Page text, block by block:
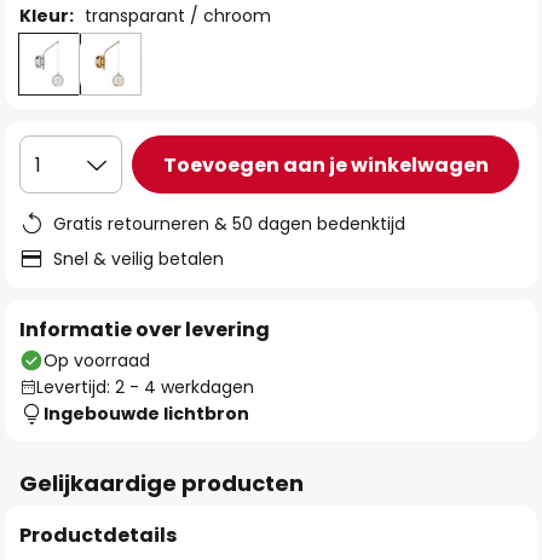
Kleur: transparant / chroom
1 Toevoegen aan je winkelwagen
Gratis retourneren & 50 dagen bedenktijd
Snel & veilig betalen
Informatie over levering
Op voorraad
Levertijd: 2 - 4 werkdagen
Ingebouwde lichtbron
Gelijkaardige producten
Productdetails